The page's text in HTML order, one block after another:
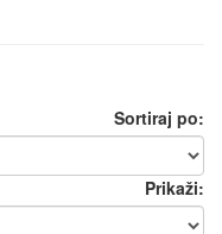
Sortiraj po:
Prikaži: